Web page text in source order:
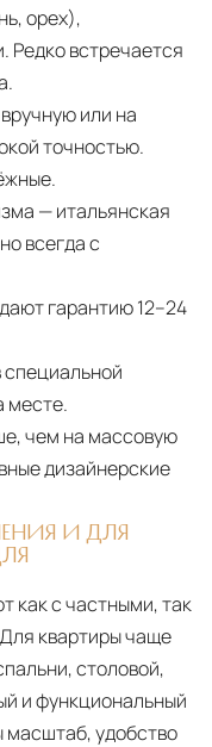
орех),
Редко встречается
или на
точностью.
— итальянская
всегда с
гарантию 12–24
месте.
чем на массовую
дизайнерские
И ДЛЯ
как с частными, так
квартиры чаще
столовой,
и функциональный
масштаб, удобство